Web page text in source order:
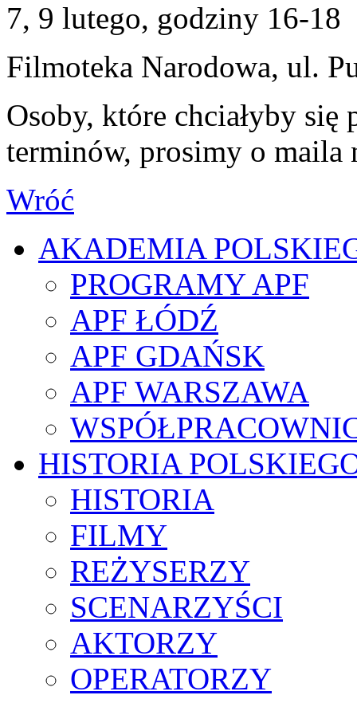
7, 9 lutego, godziny 16-18
Filmoteka Narodowa, ul.
Osoby, które chciałyby
terminów, prosimy o maila
Wróć
AKADEMIA
PROGRAMY APF
APF ŁÓDŹ
APF GDAŃSK
APF WARSZAWA
HISTORIA
HISTORIA
FILMY
REŻYSERZY
SCENARZYŚCI
AKTORZY
OPERATORZY